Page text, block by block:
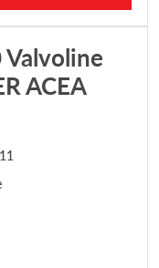
ACEA